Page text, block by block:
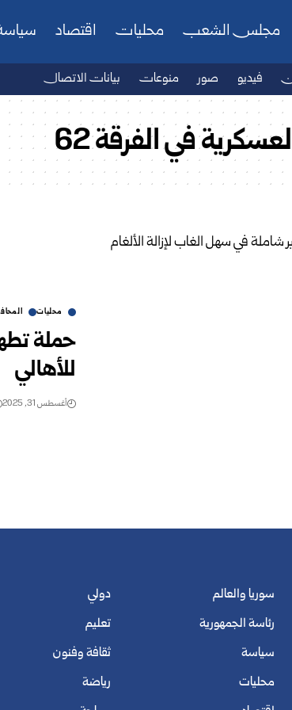
مجلس الشعب محليات اقتصاد
فيديو صور منوعات بيانات الاتصال
في الفرقة 62
محليات
حملة
للأهالي
أغسطس 31, 2025
سوريا والعالم
رئاسة الجمهورية
سياسة
محليات
دولي
تعليم
ثقافة وفنون
رياضة